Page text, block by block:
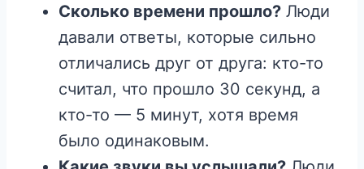
Сколько времени прошло? Люди
давали ответы, которые сильно
отличались друг от друга: кто-то
считал, что прошло 30 секунд, а
кто-то — 5 минут, хотя время
было одинаковым.